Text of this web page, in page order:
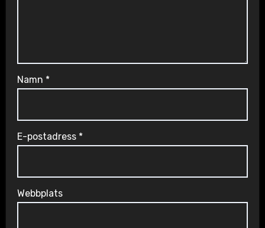
Namn *
E-postadress *
Webbplats